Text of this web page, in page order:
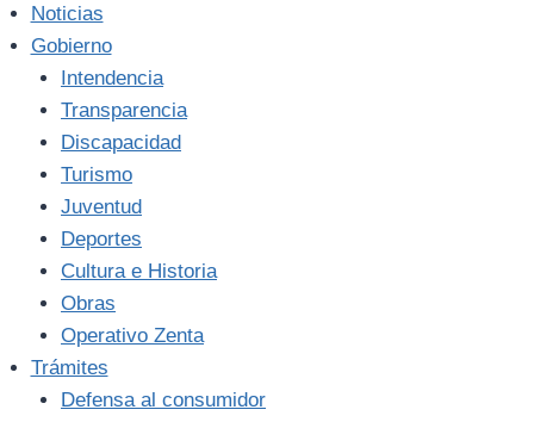
Noticias
Gobierno
Intendencia
Transparencia
Discapacidad
Turismo
Juventud
Deportes
Cultura e Historia
Obras
Operativo Zenta
Trámites
Defensa al consumidor